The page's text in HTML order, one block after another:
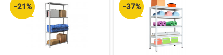
−21% −37%